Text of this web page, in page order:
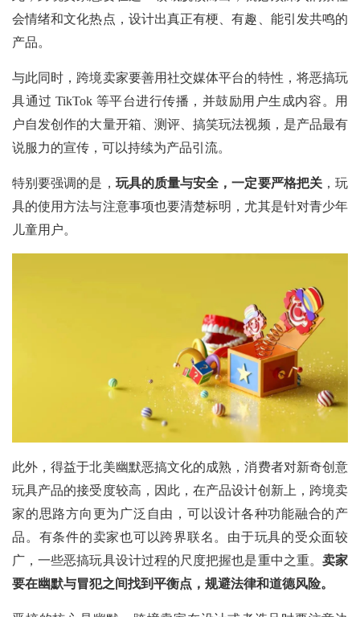
会情绪和文化热点，设计出真正有梗、有趣、能引发共鸣的
产品。
与此同时，跨境卖家要善用社交媒体平台的特性，将恶搞玩
具通过 TikTok 等平台进行传播，并鼓励用户生成内容。用
户自发创作的大量开箱、测评、搞笑玩法视频，是产品最有
说服力的宣传，可以持续为产品引流。
特别要强调的是， 玩具的质量与安全，一定要严格把关，玩
具的使用方法与注意事项也要清楚标明，尤其是针对青少年
儿童用户。
此外，得益于北美幽默恶搞文化的成熟，消费者对新奇创意
玩具产品的接受度较高，因此，在产品设计创新上，跨境卖
家的思路方向更为广泛自由，可以设计各种功能融合的产
品。有条件的卖家也可以跨界联名。由于玩具的受众面较
广，一些恶搞玩具设计过程的尺度把握也是重中之重。 卖家
要在幽默与冒犯之间找到平衡点，规避法律和道德风险。